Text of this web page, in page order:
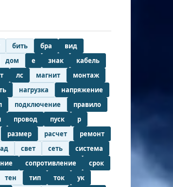
бить бра
вид
дом е знак
кабель
лс магнит
монтаж
нагрузка
напряжение
подключение
правило
провод пуск
р
размер расчет
ремонт
свет сеть
система
сопротивление
срок
тен тип ток
ук